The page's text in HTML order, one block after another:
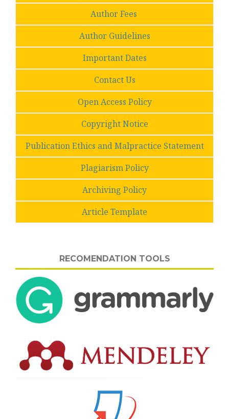
Author Fees
Author Guidelines
Important Dates
Contact Us
Open Access Policy
Copyright Notice
Publication Ethics and Malpractice Statement
Plagiarism Policy
Archiving Policy
Article Template
RECOMENDATION TOOLS